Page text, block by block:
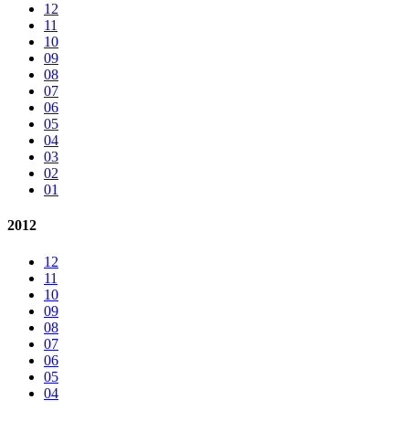
12
11
10
09
08
07
06
05
04
03
02
01
2012
12
11
10
09
08
07
06
05
04